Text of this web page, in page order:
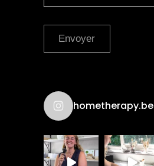
Envoyer
hometherapy.be